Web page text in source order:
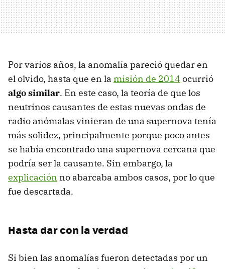
Por varios años, la anomalía pareció quedar en
el olvido, hasta que en la misión de 2014 ocurrió
algo similar. En este caso, la teoría de que los
neutrinos causantes de estas nuevas ondas de
radio anómalas vinieran de una supernova tenía
más solidez, principalmente porque poco antes
se había encontrado una supernova cercana que
podría ser la causante. Sin embargo, la
explicación no abarcaba ambos casos, por lo que
fue descartada.
Hasta dar con la verdad
Si bien las anomalías fueron detectadas por un